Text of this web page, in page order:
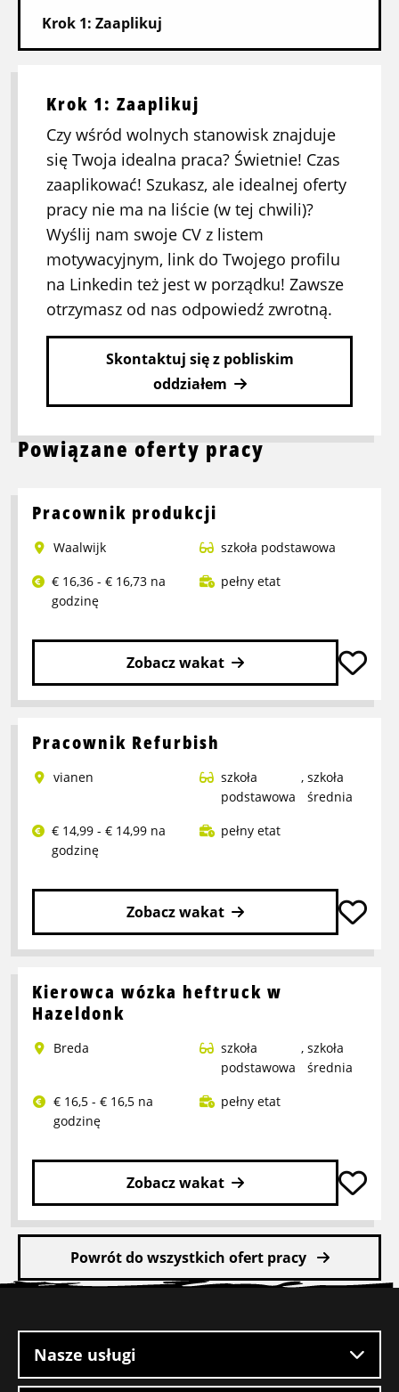
Krok 1: Zaaplikuj
Czy wśród wolnych stanowisk znajduje
się Twoja idealna praca? Świetnie! Czas
zaaplikować! Szukasz, ale idealnej oferty
pracy nie ma na liście (w tej chwili)?
Wyślij nam swoje CV z listem
motywacyjnym, link do Twojego profilu
na Linkedin też jest w porządku! Zawsze
otrzymasz od nas odpowiedź zwrotną.
Skontaktuj się z pobliskim
oddziałem
Powiązane oferty pracy
Pracownik produkcji
Waalwijk
szkoła podstawowa
€ 16,36 - € 16,73 na
godzinę
pełny etat
Zobacz wakat
Przeczytaj
o
produkcji
Pracownik Refurbish
vianen
szkoła
podstawowa
, szkoła
średnia
€ 14,99 - € 14,99 na
godzinę
pełny etat
Zobacz wakat
Przeczytaj
o
Pracownik
Kierowca wózka heftruck w
Hazeldonk
Breda
szkoła
podstawowa
, szkoła
średnia
€ 16,5 - € 16,5 na
godzinę
pełny etat
Zobacz wakat
Przeczytaj
więcej
Kierowca
Hazeldonk
Powrót do wszystkich ofert pracy
witryny
Nasze usługi